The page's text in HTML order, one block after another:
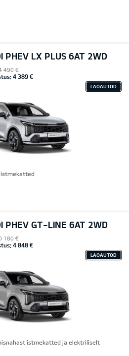
PHEV LX PLUS 6AT 2WD
490 €
4 389 €
LAOAUTOD
istmekatted
PHEV GT-LINE 6AT 2WD
180 €
4 848 €
LAOAUTOD
istmekatted ja elektriliselt